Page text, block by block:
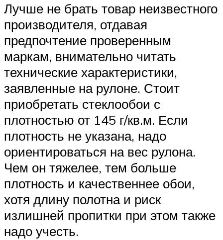
Лучше не брать товар неизвестного
производителя, отдавая
предпочтение проверенным
маркам, внимательно читать
технические характеристики,
заявленные на рулоне. Стоит
приобретать стеклообои с
плотностью от 145 г/кв.м. Если
плотность не указана, надо
ориентироваться на вес рулона.
Чем он тяжелее, тем больше
плотность и качественнее обои,
хотя длину полотна и риск
излишней пропитки при этом также
надо учесть.